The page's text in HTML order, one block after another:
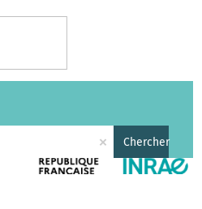
× Chercher